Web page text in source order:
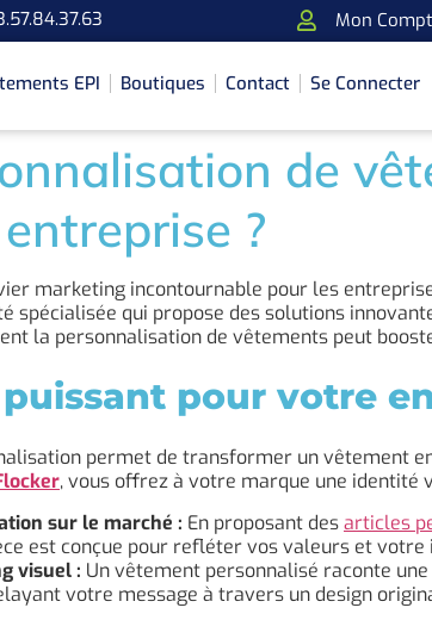
Mon
EPI Boutiques Contact Se Connecter
de
?
marketing incontournable pour les
spécialisée qui propose des solutions
la personnalisation de vêtements peut
pour votre
permet de transformer un vêtement
, vous offrez à votre marque une identité
sur le marché : En proposant desarticles
est conçue pour refléter vos valeurs et
visuel : Un vêtement personnalisé raconte
votre message à travers un design